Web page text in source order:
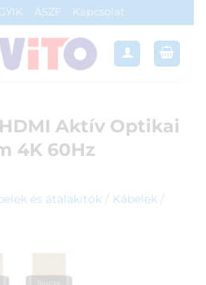
ÁSZF Kapcsolat
Aktív Optikai
4K 60Hz
és átalakítók / Kábelek /